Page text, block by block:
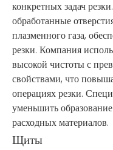
конкретных задач
обработанные
плазменного газа,
резки. Компания
высокой чистоты с
свойствами, что
операциях резки.
уменьшить
расходных материалов.
Щиты